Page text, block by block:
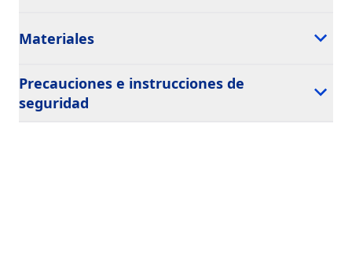
Materiales
Precauciones e instrucciones de
seguridad